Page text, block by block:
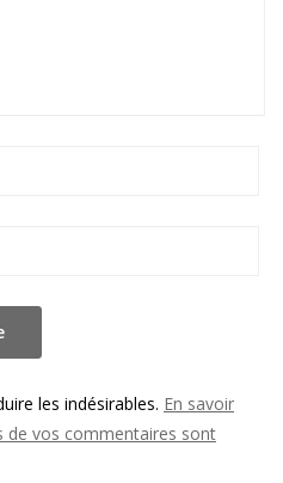
les indésirables. En savoir
de vos commentaires sont